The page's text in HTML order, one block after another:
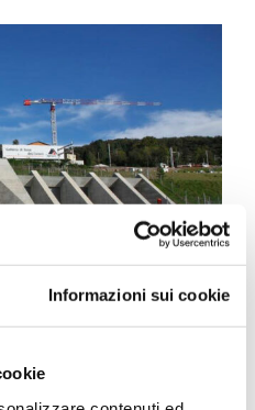
Informazioni sui cookie